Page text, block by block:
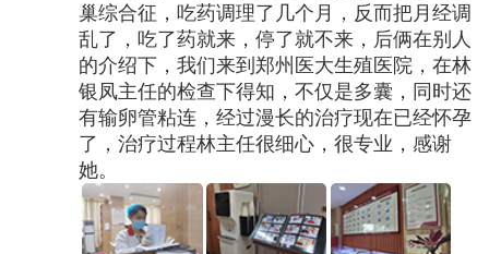
巢综合征，吃药调理了几个月，反而把月经调
乱了，吃了药就来，停了就不来，后俩在别人
的介绍下，我们来到郑州医大生殖医院，在林
银凤主任的检查下得知，不仅是多囊，同时还
有输卵管粘连，经过漫长的治疗现在已经怀孕
了，治疗过程林主任很细心，很专业，感谢
她。